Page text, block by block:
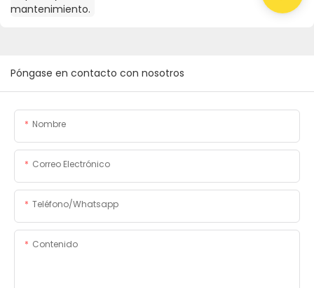
Póngase en contacto con nosotros
Nombre
Correo Electrónico
Teléfono/whatsapp
Contenido